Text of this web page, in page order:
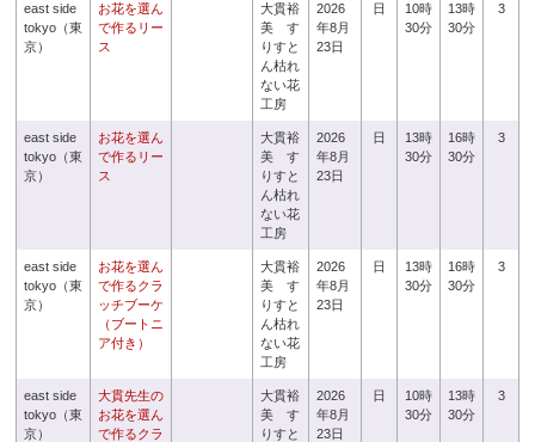
east side
tokyo（東
京）
お花を選ん
で作るリー
ス
大貫裕
美 す
りすと
ん枯れ
ない花
工房
2026
年8月
23日
日
10時
30分
13時
30分
3
east side
tokyo（東
京）
お花を選ん
で作るリー
ス
大貫裕
美 す
りすと
ん枯れ
ない花
工房
2026
年8月
23日
日
13時
30分
16時
30分
3
east side
tokyo（東
京）
お花を選ん
で作るクラ
ッチブーケ
（ブートニ
ア付き）
大貫裕
美 す
りすと
ん枯れ
ない花
工房
2026
年8月
23日
日
13時
30分
16時
30分
3
east side
tokyo（東
京）
大貫先生の
お花を選ん
で作るクラ
大貫裕
美 す
りすと
2026
年8月
23日
日
10時
30分
13時
30分
3